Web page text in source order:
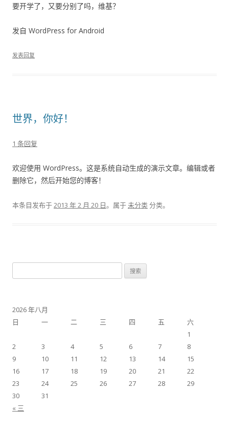
要开学了，又要分别了吗，维基？
发自 WordPress for Android
发表回复
世界，你好！
1 条回复
欢迎使用 WordPress。这是系统自动生成的演示文章。编辑或者
删除它，然后开始您的博客！
本条目发布于2013 年 2 月 20 日。属于未分类 分类。
2026 年八月
日
一 二 三 四 五 六
« 三
1
2
3 4 5 6 7
8
9
10 11 12 13 14
15
16
17 18 19 20 21
22
23
24 25 26 27 28
29
30
31